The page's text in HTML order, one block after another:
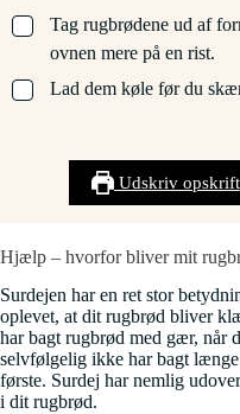
▢
Tag rugbrødene ud af
ovnen mere på en rist.
▢
Lad dem køle før du
Udskriv opskrift
Hjælp – hvorfor bliver mit
Surdejen har en ret stor
oplevet, at dit rugbrød bliver
har bagt rugbrød med gær, når
selvfølgelig ikke har bagt
første. Surdej har nemlig
i dit rugbrød.